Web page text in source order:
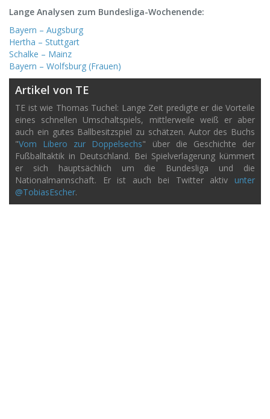
Lange Analysen zum Bundesliga-Wochenende:
Bayern – Augsburg
Hertha – Stuttgart
Schalke – Mainz
Bayern – Wolfsburg (Frauen)
Artikel von TE
TE ist wie Thomas Tuchel: Lange Zeit predigte er die Vorteile
eines schnellen Umschaltspiels, mittlerweile weiß er aber
auch ein gutes Ballbesitzspiel zu schätzen. Autor des Buchs
"Vom Libero zur Doppelsechs" über die Geschichte der
Fußballtaktik in Deutschland. Bei Spielverlagerung kümmert
er sich hauptsächlich um die Bundesliga und die
Nationalmannschaft. Er ist auch bei Twitter aktiv unter
@TobiasEscher.